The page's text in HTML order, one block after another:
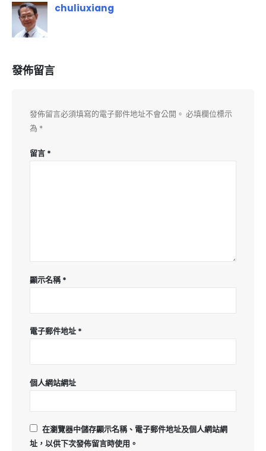
chuliuxiang
發佈留言
發佈留言必須填寫的電子郵件地址不會公開。 必填欄位標示
為 *
留言 *
顯示名稱*
電子郵件地址 *
個人網站網址
在瀏覽器中儲存顯示名稱、電子郵件地址及個人網站網
址，以供下次發佈留言時使用。